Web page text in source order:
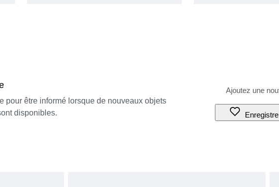
pour être informé lorsque de nouveaux objets
disponibles.